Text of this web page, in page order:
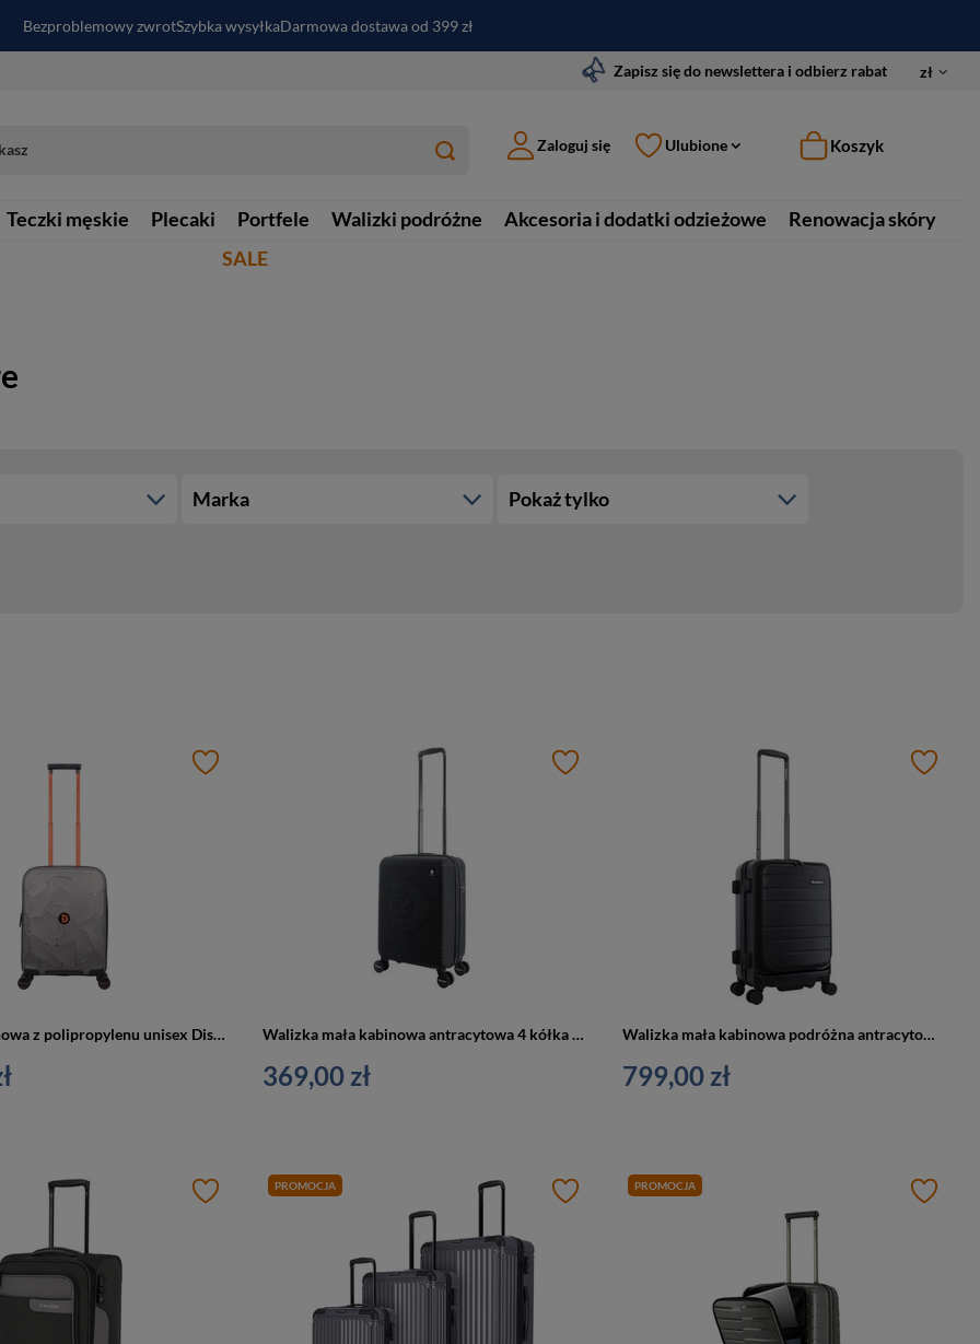
Bezproblemowy zwrotSzybka wysyłkaDarmowa dostawa od 399 zł
Zapisz się do newslettera i odbierz rabat zł
Zaloguj się Ulubione Koszyk
Teczki męskie Plecaki Portfele Walizki podróżne Akcesoria i dodatki odzieżowe
Renowacja skóry
SALE
Marka Pokaż tylko
Walizka kabinowa z polipropylenu unisex Discovery LAVA mała na 4 kółkach antracytowa Walizka mała kabinowa antracytowa 4 kółka - Discovery ECLIPSE DL01HA.49.89
369,00 zł
Walizka mała kabinowa podróżna antracytowa - Discovery PATROL D003HA.49.89
799,00 zł
PROMOCJA PROMOCJA